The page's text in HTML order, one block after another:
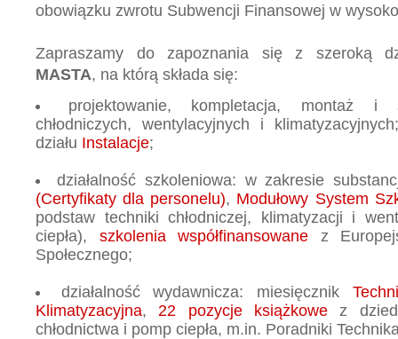
obowiązku zwrotu Subwencji Finansowej w
Zapraszamy do zapoznania się z szeroką
MASTA, na którą składa się:
projektowanie, kompletacja, montaż i
chłodniczych, wentylacyjnych i
działu Instalacje;
działalność szkoleniowa: w zakresie
(Certyfikaty dla personelu), Modułowy System
podstaw techniki chłodniczej, klimatyzacji i
ciepła), szkolenia współfinansowane z
Społecznego;
działalność wydawnicza: miesięcznik
Klimatyzacyjna,22 pozycje książkowe z
chłodnictwa i pomp ciepła, m.in. Poradniki